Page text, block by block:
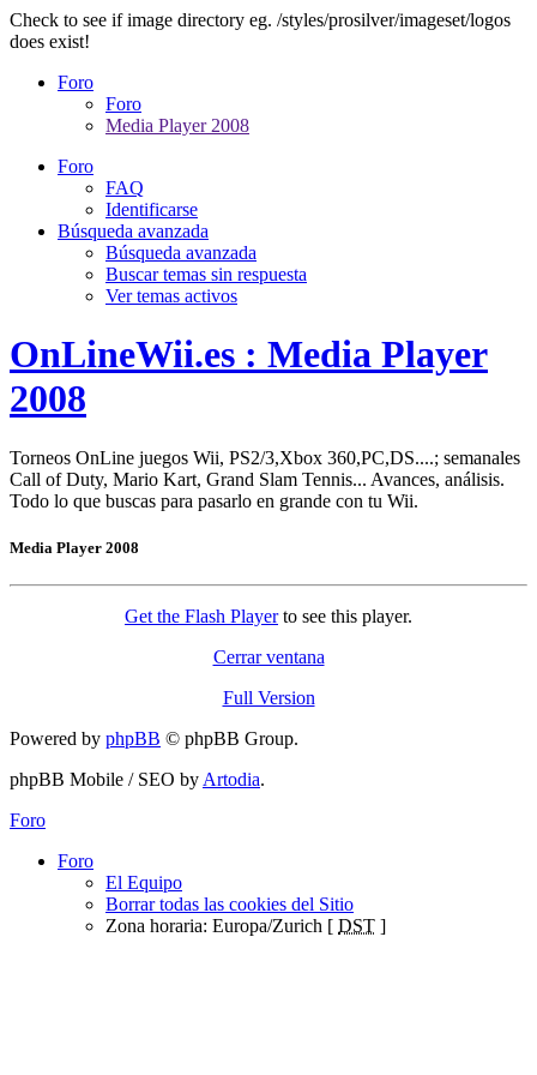
Check to see if image directory eg. /styles/prosilver/imageset/logos
does exist!
Foro
Foro
Media Player 2008
Foro
FAQ
Identificarse
Búsqueda avanzada
Búsqueda avanzada
Buscar temas sin respuesta
Ver temas activos
OnLineWii.es : Media Player
2008
Torneos OnLine juegos Wii, PS2/3,Xbox 360,PC,DS....; semanales
Call of Duty, Mario Kart, Grand Slam Tennis... Avances, análisis.
Todo lo que buscas para pasarlo en grande con tu Wii.
Media Player 2008
Get the Flash Playerto see this player.
Cerrar ventana
Full Version
Powered by phpBB © phpBB Group.
phpBB Mobile / SEO by Artodia.
Foro
Foro
El Equipo
Borrar todas las cookies del Sitio
Zona horaria: Europa/Zurich [ DST ]